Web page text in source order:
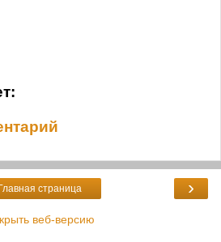
›
страница
веб-версию